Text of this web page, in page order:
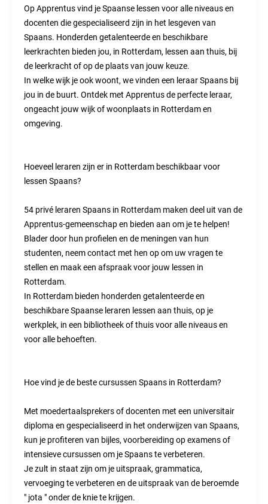
Op Apprentus vind je Spaanse lessen voor alle niveaus en
docenten die gespecialiseerd zijn in het lesgeven van
Spaans. Honderden getalenteerde en beschikbare
leerkrachten bieden jou, in Rotterdam, lessen aan thuis, bij
de leerkracht of op de plaats van jouw keuze.
In welke wijk je ook woont, we vinden een leraar Spaans bij
jou in de buurt. Ontdek met Apprentus de perfecte leraar,
ongeacht jouw wijk of woonplaats in Rotterdam en
omgeving.
Hoeveel leraren zijn er in Rotterdam beschikbaar voor
lessen Spaans?
54 privé leraren Spaans in Rotterdam maken deel uit van de
Apprentus-gemeenschap en bieden aan om je te helpen!
Blader door hun profielen en de meningen van hun
studenten, neem contact met hen op om uw vragen te
stellen en maak een afspraak voor jouw lessen in
Rotterdam.
In Rotterdam bieden honderden getalenteerde en
beschikbare Spaanse leraren lessen aan thuis, op je
werkplek, in een bibliotheek of thuis voor alle niveaus en
voor alle behoeften.
Hoe vind je de beste cursussen Spaans in Rotterdam?
Met moedertaalsprekers of docenten met een universitair
diploma en gespecialiseerd in het onderwijzen van Spaans,
kun je profiteren van bijles, voorbereiding op examens of
intensieve cursussen om je Spaans te verbeteren.
Je zult in staat zijn om je uitspraak, grammatica,
vervoeging te verbeteren en de uitspraak van de beroemde
" jota " onder de knie te krijgen.